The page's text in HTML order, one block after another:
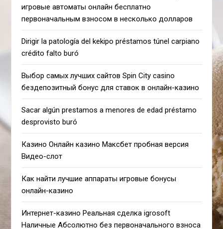
игровые автоматы онлайн бесплатно
первоначальным взносом в несколько долларов
Dirigir la patologí­a del kekipo préstamos túnel carpiano
crédito falto buró
Выбор самых лучших сайтов Spin City casino
бездепозитный бонус для ставок в онлайн-казино
Sacar algún prestamos a menores de edad préstamo
desprovisto buró
Казино Онлайн казино Максбет пробная версия
Видео-слот
Как найти лучшие аппараты игровые бонусы
онлайн-казино
Интернет-казино Реальная сделка igrosoft
Наличные Абсолютно без первоначального взноса